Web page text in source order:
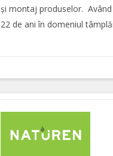
și montaj produselor.
22 de ani în domeniul